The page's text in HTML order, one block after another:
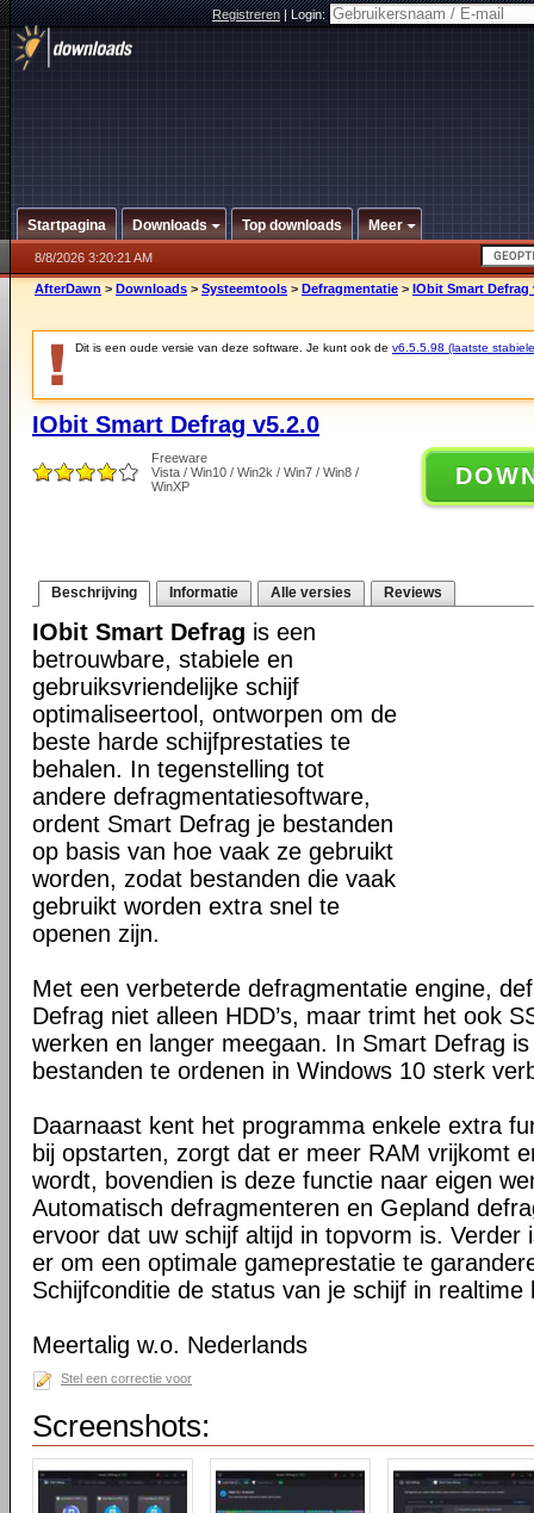
Registreren|Login:
Startpagina Downloads Top downloads Meer
8/8/2026 3:20:21 AM
AfterDawn > Downloads > Systeemtools > Defragmentatie > IObit Smart Defrag
Dit is een oude versie van deze software. Je kunt ook de v6.5.5.98 (laatste
IObit Smart Defrag v5.2.0
Freeware
Vista / Win10 / Win2k / Win7 / Win8 /
WinXP
Beschrijving Informatie Alle versies Reviews
IObit Smart Defrag is een
betrouwbare, stabiele en
gebruiksvriendelijke schijf
optimaliseertool, ontworpen om de
beste harde schijfprestaties te
behalen. In tegenstelling tot
andere defragmentatiesoftware,
ordent Smart Defrag je bestanden
op basis van hoe vaak ze gebruikt
worden, zodat bestanden die vaak
gebruikt worden extra snel te
openen zijn.
Met een verbeterde defragmentatie engine,
Defrag niet alleen HDD’s, maar trimt het ook
werken en langer meegaan. In Smart Defrag
bestanden te ordenen in Windows 10 sterk
Daarnaast kent het programma enkele extra
bij opstarten, zorgt dat er meer RAM vrijkomt
wordt, bovendien is deze functie naar eigen
Automatisch defragmenteren en Gepland
ervoor dat uw schijf altijd in topvorm is. Verder
er om een optimale gameprestatie te
Schijfconditie de status van je schijf in realtime
Meertalig w.o. Nederlands
Stel een correctie voor
Screenshots: